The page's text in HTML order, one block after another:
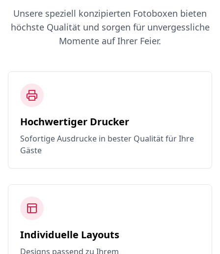
Unsere speziell konzipierten Fotoboxen bieten
höchste Qualität und sorgen für unvergessliche
Momente auf Ihrer Feier.
Hochwertiger Drucker
Sofortige Ausdrucke in bester Qualität für Ihre
Gäste
Individuelle Layouts
Designs passend zu Ihrem